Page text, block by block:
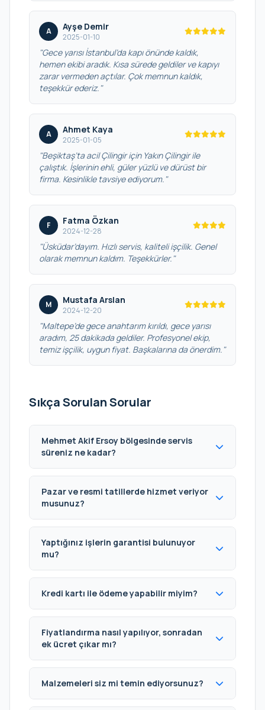
A Ayşe Demir
2025-01-10
"Gece yarısı İstanbul’da kapı önünde kaldık,
hemen ekibi aradık. Kısa sürede geldiler ve kapıyı
zarar vermeden açtılar. Çok memnun kaldık,
teşekkür ederiz."
A Ahmet Kaya
2025-01-05
"Beşiktaş’ta acil Çilingir için Yakın Çilingir ile
çalıştık. İşlerinin ehli, güler yüzlü ve dürüst bir
firma. Kesinlikle tavsiye ediyorum."
F Fatma Özkan
2024-12-28
"Üsküdar’dayım. Hızlı servis, kaliteli işçilik. Genel
olarak memnun kaldım. Teşekkürler."
M Mustafa Arslan
2024-12-20
"Maltepe’de gece anahtarım kırıldı, gece yarısı
aradım, 25 dakikada geldiler. Profesyonel ekip,
temiz işçilik, uygun fiyat. Başkalarına da önerdim."
Sıkça Sorulan Sorular
Mehmet Akif Ersoy bölgesinde servis
süreniz ne kadar?
Pazar ve resmi tatillerde hizmet veriyor
musunuz?
Yaptığınız işlerin garantisi bulunuyor
mu?
Kredi kartı ile ödeme yapabilir miyim?
Fiyatlandırma nasıl yapılıyor, sonradan
ek ücret çıkar mı?
Malzemeleri siz mi temin ediyorsunuz?